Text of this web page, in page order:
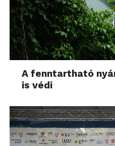
A fenntartható
is védi